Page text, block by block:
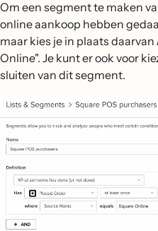
Om een segment te maken
online aankoop hebben
maar kies je in plaats daarvan
Online". Je kunt er ook voor
sluiten van dit segment.